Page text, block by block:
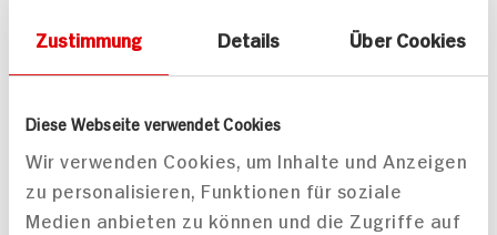
Zustimmung Details Über Cookies
Diese Webseite verwendet Cookies
Wir verwenden Cookies, um Inhalte und Anzeigen
zu personalisieren, Funktionen für soziale
Medien anbieten zu können und die Zugriffe auf
Brownies mit
Pecannüssen